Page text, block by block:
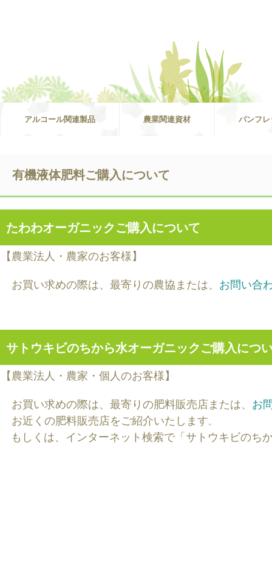
アルコール関連製品 農業関連資材 パンフ
有機液体肥料ご購入について
たわわオーガニックご購入について
【農業法人・農家のお客様】
お買い求めの際は、最寄りの農協または、 お問い合
サトウキビのちから水オーガニックご購入につ
【農業法人・農家・個人のお客様】
お買い求めの際は、最寄りの肥料販売店または、 お
お近くの肥料販売店をご紹介いたします。
もしくは、インターネット検索で「サトウキビの